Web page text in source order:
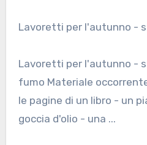
Lavoretti per l'autunno -
Lavoretti per l'autunno -
fumo Materiale
le pagine di un libro - un
goccia d'olio - una ...